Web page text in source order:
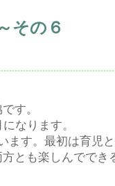
その６
す。
なります。
ます。最初は育児
とも楽しんででき